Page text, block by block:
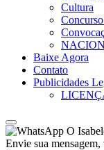
Cultura
Baixe Agora
Contato
Publicidades
O
Envie sua